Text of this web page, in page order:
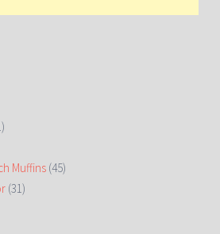
Muffins (45)
(31)